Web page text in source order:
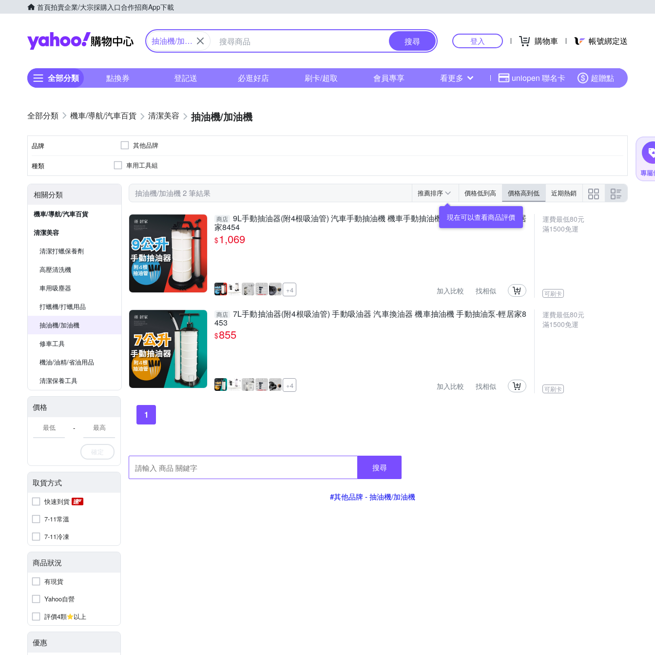
首頁拍賣企業/大宗採購入口合作招商App下載
Yahoo購物中心
抽油機/加油
搜尋 登入 購物車 帳號綁定送
全部分類 點換券 登記送 必逛好店 刷卡/超取 會員專享 看更多 uniopen 聯名卡 超贈點
機車/導航/汽車百貨 清潔美容 抽油機/加油機
品牌 其他品牌
種類 車用工具組
相關分類
機車/導航/汽車百貨
清潔美容
清潔打蠟保養劑
高壓清洗機
車用吸塵器
打蠟機/打蠟用品
抽油機/加油機
修車工具
機油/油精/省油用品
清潔保養工具
價格
-
確定
取貨方式
快速到貨
7-11常溫
7-11冷凍
商品狀況
有現貨
Yahoo自營
評價4顆
以上
優惠
抽油機/加油機 2 筆結果 推薦排序 價格低到高 價格高到低 近期熱銷
現在可以查看商品評價
商店 9L手動抽油器(附4根吸油管) 汽車手動抽油機 機車手動抽油機 車用吸油器 抽油泵-輕居
家8454
$1,069
+4 加入比較 找相似
運費最低80元
滿1500免運
可刷卡
商店 7L手動抽油器(附4根吸油管) 手動吸油器 汽車換油器 機車抽油機 手動抽油泵-輕居家8
453
$855
+4 加入比較 找相似
運費最低80元
滿1500免運
可刷卡
1
搜尋
#其他品牌 - 抽油機/加油機